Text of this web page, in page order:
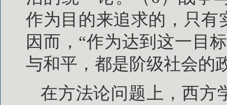
作为目的来追求的，只有
因而，“作为达到这一目
与和平，都是阶级社会的
在方法论问题上，西方